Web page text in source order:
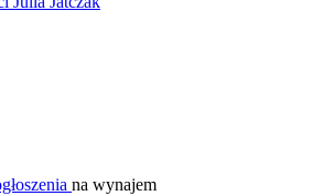
na wynajem